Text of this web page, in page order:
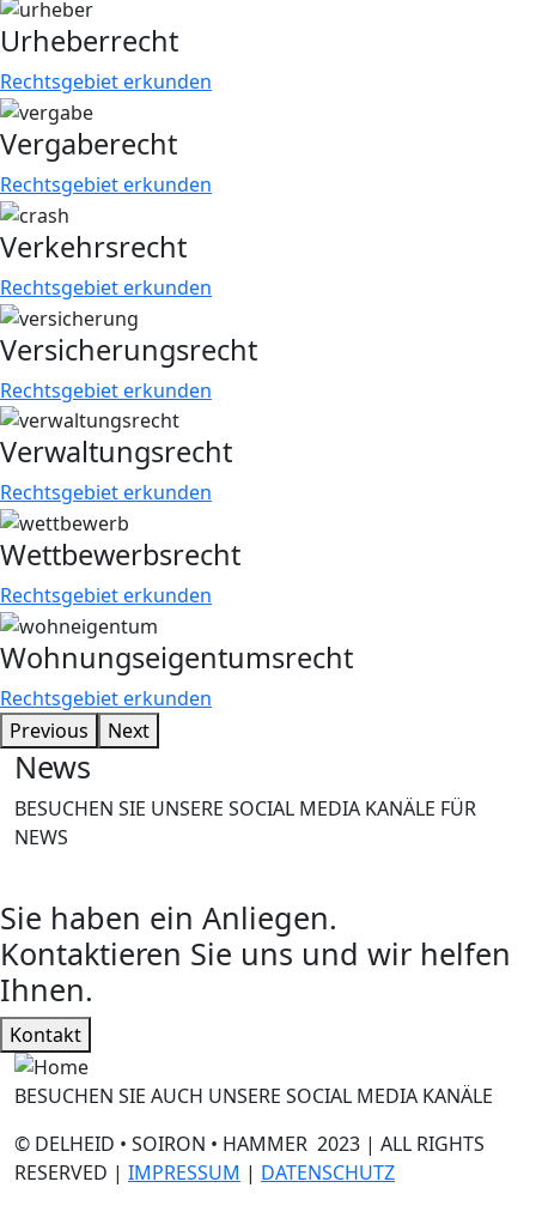
Urheberrecht
Rechtsgebiet erkunden
Vergaberecht
Rechtsgebiet erkunden
Verkehrsrecht
Rechtsgebiet erkunden
Versicherungsrecht
Rechtsgebiet erkunden
Verwaltungsrecht
Rechtsgebiet erkunden
Wettbewerbsrecht
Rechtsgebiet erkunden
Wohnungseigentumsrecht
Rechtsgebiet erkunden
Previous
Next
News
BESUCHEN SIE UNSERE SOCIAL MEDIA KANÄLE FÜR
NEWS
Sie haben ein Anliegen.
Kontaktieren Sie uns und wir helfen
Ihnen.
Kontakt
BESUCHEN SIE AUCH UNSERE SOCIAL MEDIA KANÄLE
© DELHEID • SOIRON • HAMMER 2023 | ALL RIGHTS
RESERVED | IMPRESSUM | DATENSCHUTZ